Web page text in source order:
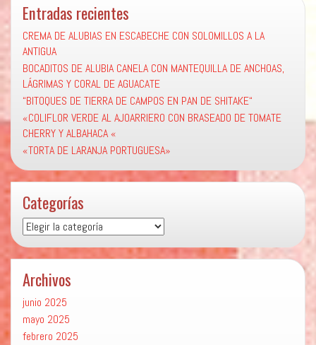
Entradas recientes
CREMA DE ALUBIAS EN ESCABECHE CON SOLOMILLOS A LA
ANTIGUA
BOCADITOS DE ALUBIA CANELA CON MANTEQUILLA DE ANCHOAS,
LÁGRIMAS Y CORAL DE AGUACATE
“BITOQUES DE TIERRA DE CAMPOS EN PAN DE SHITAKE“
«COLIFLOR VERDE AL AJOARRIERO CON BRASEADO DE TOMATE
CHERRY Y ALBAHACA «
«TORTA DE LARANJA PORTUGUESA»
Categorías
Categorías
Archivos
junio 2025
mayo 2025
febrero 2025